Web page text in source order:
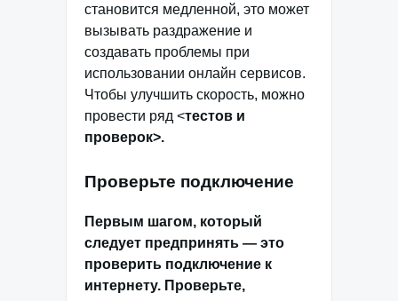
становится медленной, это может
вызывать раздражение и
создавать проблемы при
использовании онлайн сервисов.
Чтобы улучшить скорость, можно
провести ряд <тестов и
проверок>.
Проверьте подключение
Первым шагом, который
следует предпринять — это
проверить подключение к
интернету. Проверьте,